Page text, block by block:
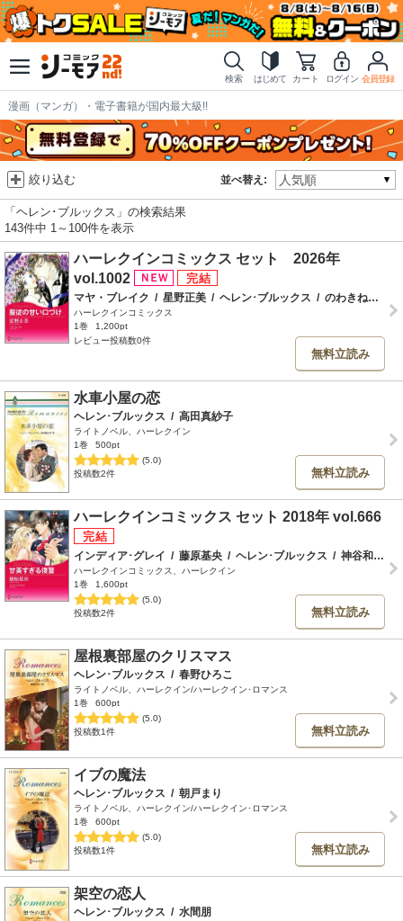
検索 はじめて カート ログイン 会員登録
漫画（マンガ）・電子書籍が国内最大級!!
並べ替え:
絞り込む
「ヘレン･ブルックス」の検索結果
143件中 1～100件を表示
ハーレクインコミックス セット 2026年
vol.1002
マヤ・ブレイク / 星野正美 / ヘレン･ブルックス / のわきねい
ハーレクインコミックス
1巻
1,200pt
レビュー投稿数0件
無料立読み
水車小屋の恋
ヘレン･ブルックス / 高田真紗子
ライトノベル、ハーレクイン
1巻
500pt
(5.0)
投稿数2件
無料立読み
ハーレクインコミックス セット 2018年 vol.666
インディア･グレイ / 藤原基央 / ヘレン･ブルックス / 神谷和都
ハーレクインコミックス、ハーレクイン
1巻
1,600pt
(5.0)
投稿数2件
無料立読み
屋根裏部屋のクリスマス
ヘレン･ブルックス / 春野ひろこ
ライトノベル、ハーレクイン/ハーレクイン･ロマンス
1巻
600pt
(5.0)
投稿数1件
無料立読み
イブの魔法
ヘレン･ブルックス / 朝戸まり
ライトノベル、ハーレクイン/ハーレクイン･ロマンス
1巻
600pt
(5.0)
投稿数1件
無料立読み
架空の恋人
ヘレン･ブルックス / 水間朋